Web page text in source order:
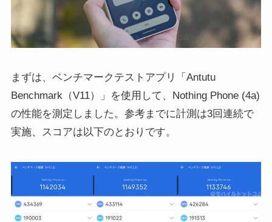
まずは、ベンチマークテストアプリ「Antutu
Benchmark（V11）」を使用して、Nothing Phone (4a)
の性能を測定しました。参考までに計測は3回連続で
実施、スコアは以下のとおりです。